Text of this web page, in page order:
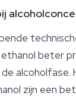
beter
alcoholfase.
zijn een